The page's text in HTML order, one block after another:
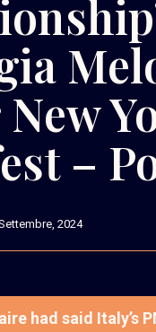
–
2024
had said Italy’s